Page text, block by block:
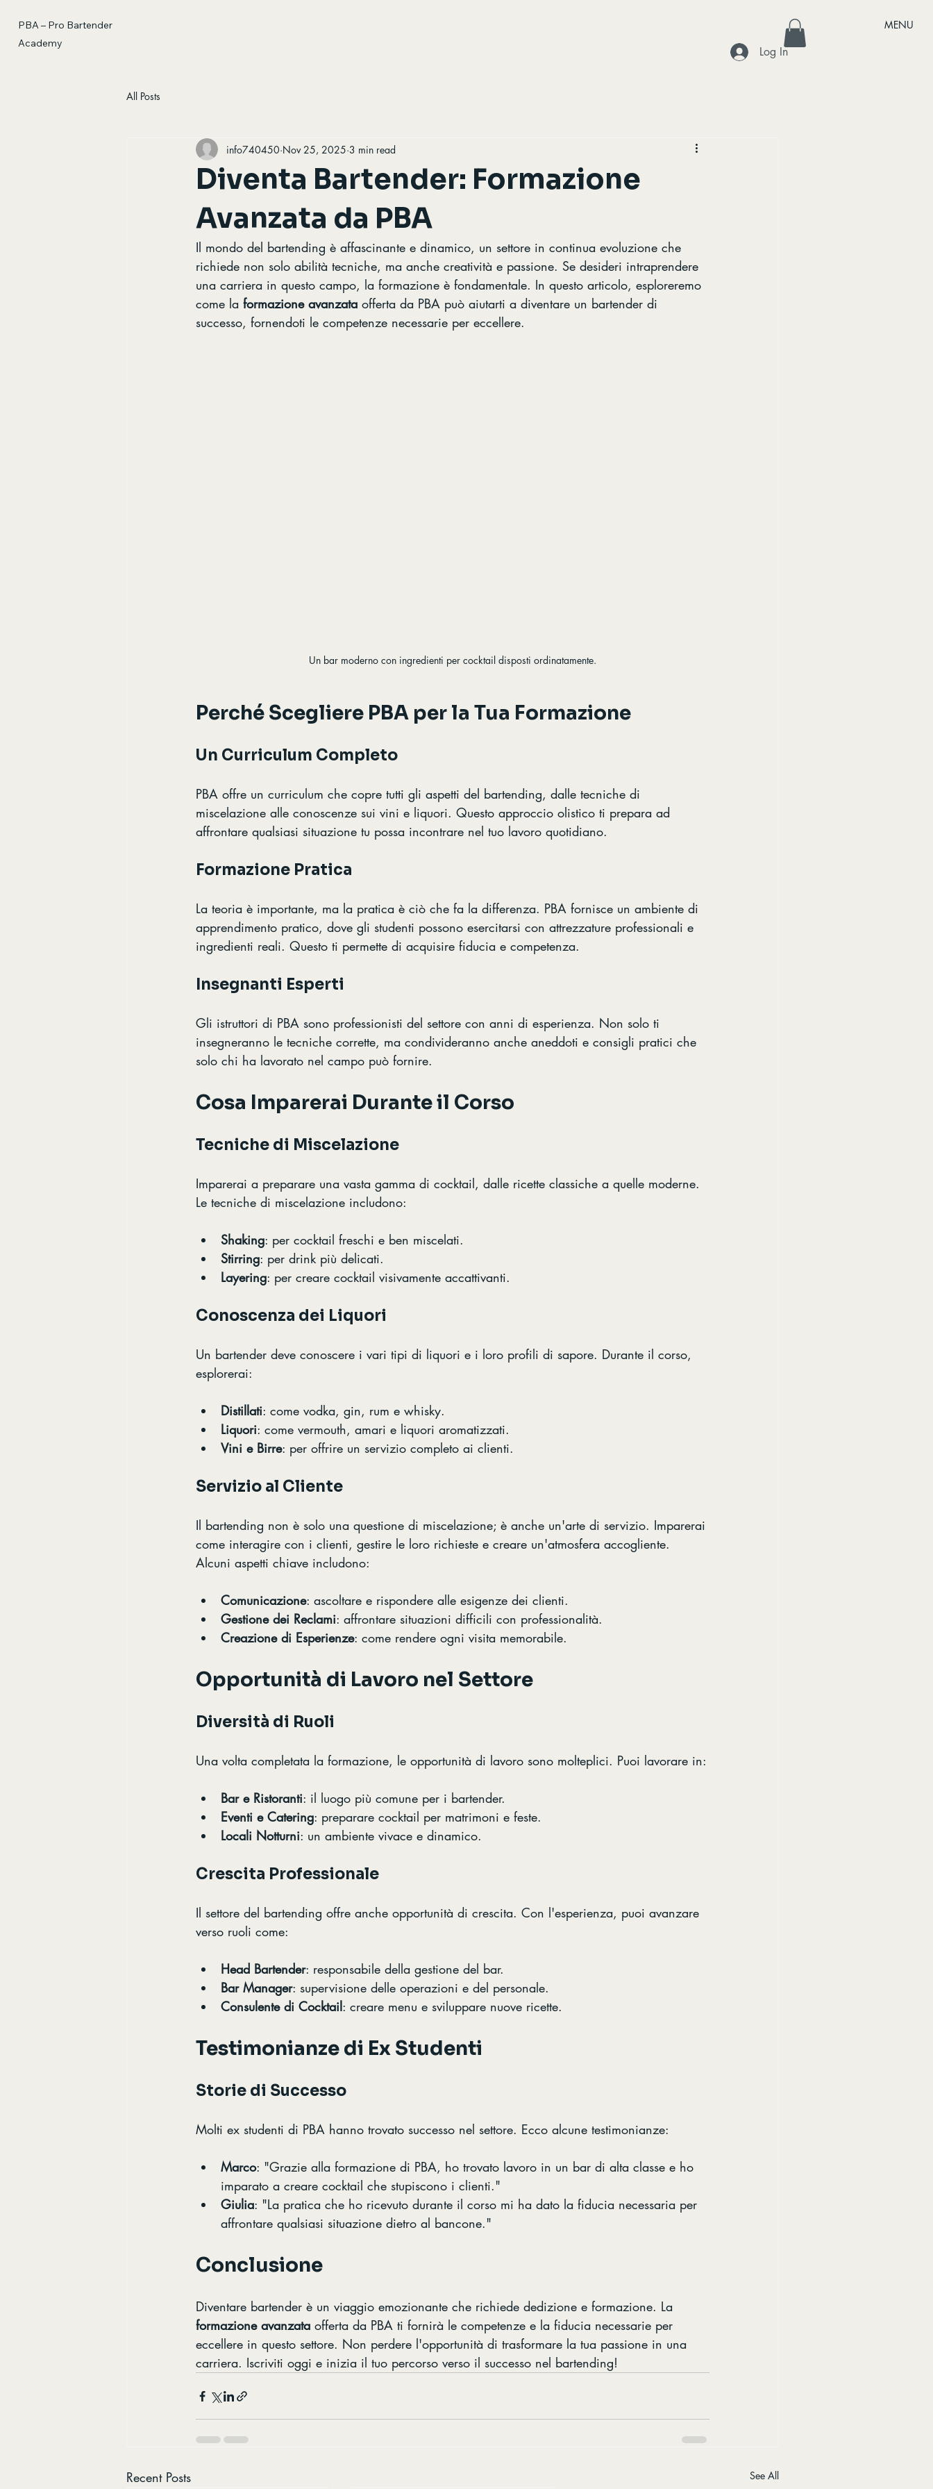
PBA – Pro Bartender
Academy
MENU
Log In
All Posts
Diventa Bartender: Formazione
Avanzata da PBA
info740450 Nov 25, 2025 3 min read
Il mondo del bartending è affascinante e dinamico, un settore in continua evoluzione che
richiede non solo abilità tecniche, ma anche creatività e passione. Se desideri intraprendere
una carriera in questo campo, la formazione è fondamentale. In questo articolo, esploreremo
come la formazione avanzata offerta da PBA può aiutarti a diventare un bartender di
successo, fornendoti le competenze necessarie per eccellere.
Un bar moderno con ingredienti per cocktail disposti ordinatamente.
Perché Scegliere PBA per la Tua Formazione
Un Curriculum Completo
PBA offre un curriculum che copre tutti gli aspetti del bartending, dalle tecniche di
miscelazione alle conoscenze sui vini e liquori. Questo approccio olistico ti prepara ad
affrontare qualsiasi situazione tu possa incontrare nel tuo lavoro quotidiano.
Formazione Pratica
La teoria è importante, ma la pratica è ciò che fa la differenza. PBA fornisce un ambiente di
apprendimento pratico, dove gli studenti possono esercitarsi con attrezzature professionali e
ingredienti reali. Questo ti permette di acquisire fiducia e competenza.
Insegnanti Esperti
Gli istruttori di PBA sono professionisti del settore con anni di esperienza. Non solo ti
insegneranno le tecniche corrette, ma condivideranno anche aneddoti e consigli pratici che
solo chi ha lavorato nel campo può fornire.
Cosa Imparerai Durante il Corso
Tecniche di Miscelazione
Imparerai a preparare una vasta gamma di cocktail, dalle ricette classiche a quelle moderne.
Le tecniche di miscelazione includono:
Shaking: per cocktail freschi e ben miscelati.
Stirring: per drink più delicati.
Layering: per creare cocktail visivamente accattivanti.
Conoscenza dei Liquori
Un bartender deve conoscere i vari tipi di liquori e i loro profili di sapore. Durante il corso,
esplorerai:
Distillati: come vodka, gin, rum e whisky.
Liquori: come vermouth, amari e liquori aromatizzati.
Vini e Birre: per offrire un servizio completo ai clienti.
Servizio al Cliente
Il bartending non è solo una questione di miscelazione; è anche un'arte di servizio. Imparerai
come interagire con i clienti, gestire le loro richieste e creare un'atmosfera accogliente.
Alcuni aspetti chiave includono:
Comunicazione: ascoltare e rispondere alle esigenze dei clienti.
Gestione dei Reclami: affrontare situazioni difficili con professionalità.
Creazione di Esperienze: come rendere ogni visita memorabile.
Opportunità di Lavoro nel Settore
Diversità di Ruoli
Una volta completata la formazione, le opportunità di lavoro sono molteplici. Puoi lavorare in:
Bar e Ristoranti: il luogo più comune per i bartender.
Eventi e Catering: preparare cocktail per matrimoni e feste.
Locali Notturni: un ambiente vivace e dinamico.
Crescita Professionale
Il settore del bartending offre anche opportunità di crescita. Con l'esperienza, puoi avanzare
verso ruoli come:
Head Bartender: responsabile della gestione del bar.
Bar Manager: supervisione delle operazioni e del personale.
Consulente di Cocktail: creare menu e sviluppare nuove ricette.
Testimonianze di Ex Studenti
Storie di Successo
Molti ex studenti di PBA hanno trovato successo nel settore. Ecco alcune testimonianze:
Marco: "Grazie alla formazione di PBA, ho trovato lavoro in un bar di alta classe e ho
imparato a creare cocktail che stupiscono i clienti."
Giulia: "La pratica che ho ricevuto durante il corso mi ha dato la fiducia necessaria per
affrontare qualsiasi situazione dietro al bancone."
Conclusione
Diventare bartender è un viaggio emozionante che richiede dedizione e formazione. La
formazione avanzata offerta da PBA ti fornirà le competenze e la fiducia necessarie per
eccellere in questo settore. Non perdere l'opportunità di trasformare la tua passione in una
carriera. Iscriviti oggi e inizia il tuo percorso verso il successo nel bartending!
Recent Posts See All